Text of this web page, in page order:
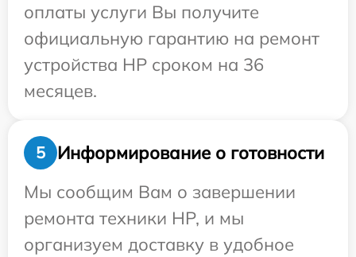
оплаты услуги Вы получите
официальную гарантию на ремонт
устройства HP сроком на 36
месяцев.
5
Информирование о готовности
Мы сообщим Вам о завершении
ремонта техники HP, и мы
организуем доставку в удобное